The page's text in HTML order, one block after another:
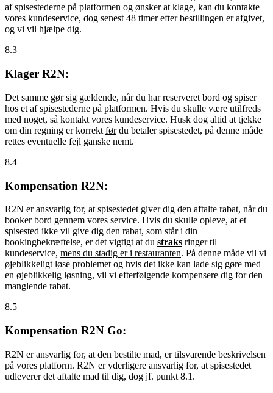
af spisestederne på platformen og ønsker at klage, kan du kontakte
vores kundeservice, dog senest 48 timer efter bestillingen er afgivet,
og vi vil hjælpe dig.
8.3
Klager R2N:
Det samme gør sig gældende, når du har reserveret bord og spiser
hos et af spisestederne på platformen. Hvis du skulle være utilfreds
med noget, så kontakt vores kundeservice. Husk dog altid at tjekke
om din regning er korrekt førdu betaler spisestedet, på denne måde
rettes eventuelle fejl ganske nemt.
8.4
Kompensation R2N:
R2N er ansvarlig for, at spisestedet giver dig den aftalte rabat, når du
booker bord gennem vores service. Hvis du skulle opleve, at et
spisested ikke vil give dig den rabat, som står i din
bookingbekræftelse, er det vigtigt at du straks ringer til
kundeservice, mens du stadig er i restauranten. På denne måde vil vi
øjeblikkeligt løse problemet og hvis det ikke kan lade sig gøre med
en øjeblikkelig løsning, vil vi efterfølgende kompensere dig for den
manglende rabat.
8.5
Kompensation R2N Go:
R2N er ansvarlig for, at den bestilte mad, er tilsvarende beskrivelsen
på vores platform. R2N er yderligere ansvarlig for, at spisestedet
udleverer det aftalte mad til dig, dog jf. punkt 8.1.